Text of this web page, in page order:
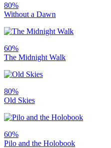
80%
Without a Dawn
60%
The Midnight Walk
80%
Old Skies
60%
Pilo and the Holobook